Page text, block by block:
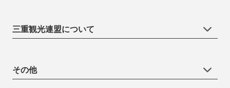
三重観光連盟について
その他